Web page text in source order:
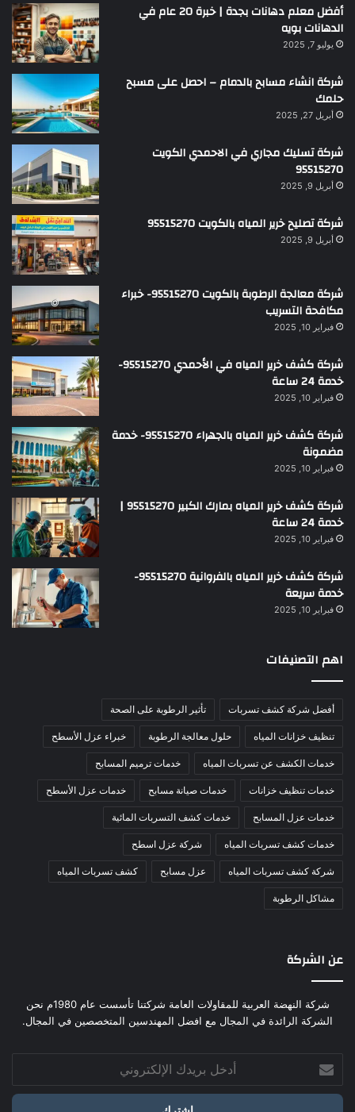
أفضل معلم دهانات بجدة | خبرة 20 عام في
الدهانات بويه
يوليو 7, 2025
شركة انشاء مسابح بالدمام – احصل على مسبح
حلمك
أبريل 27, 2025
شركة تسليك مجاري في الاحمدي الكويت
95515270
أبريل 9, 2025
شركة تصليح خرير المياه بالكويت 95515270
أبريل 9, 2025
شركة معالجة الرطوبة بالكويت 95515270- خبراء
مكافحة التسريب
فبراير 10, 2025
شركة كشف خرير المياه في الأحمدي 95515270-
خدمة 24 ساعة
فبراير 10, 2025
شركة كشف خرير المياه بالجهراء 95515270- خدمة
مضمونة
فبراير 10, 2025
شركة كشف خرير المياه بمارك الكبير 95515270 |
خدمة 24 ساعة
فبراير 10, 2025
شركة كشف خرير المياه بالفروانية 95515270-
خدمة سريعة
فبراير 10, 2025
اهم التصنيفات
أفضل شركة كشف تسربات تأثير الرطوبة على الصحة
تنظيف خزانات المياه حلول معالجة الرطوبة خبراء عزل الأسطح
خدمات الكشف عن تسربات المياه خدمات ترميم المسابح
خدمات تنظيف خزانات خدمات صيانة مسابح خدمات عزل الأسطح
خدمات عزل المسابح خدمات كشف التسربات المائية
خدمات كشف تسربات المياه شركة عزل اسطح
شركة كشف تسربات المياه عزل مسابح كشف تسربات المياه
مشاكل الرطوبة
عن الشركة
شركة النهضة العربية للمقاولات العامة شركتنا تأسست عام 1980م نحن
الشركة الرائدة في المجال مع افضل المهندسين المتخصصين في المجال.
بريدك
الإلكتروني